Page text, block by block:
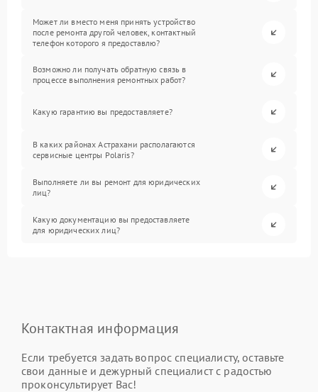
Может ли вместо меня принять устройство
после ремонта другой человек, контактный
телефон которого я предоставлю?
Возможно ли получать обратную связь в
процессе выполнения ремонтных работ?
Какую гарантию вы предоставляете?
В каких районах Астрахани располагаются
сервисные центры Polaris?
Выполняете ли вы ремонт для юридических
лиц?
Какую документацию вы предоставляете
для юридических лиц?
Контактная информация
Если требуется задать вопрос специалисту, оставьте
свои данные и дежурный специалист с радостью
проконсультирует Вас!